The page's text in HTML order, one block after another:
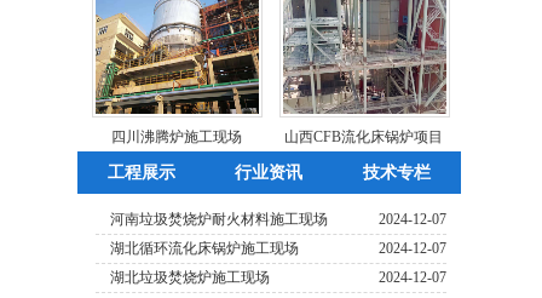
四川沸腾炉施工现场 山西CFB流化床锅炉项目
工程展示 行业资讯 技术专栏
2024-12-07
河南垃圾焚烧炉耐火材料施工现场
2024-12-07
湖北循环流化床锅炉施工现场
2024-12-07
湖北垃圾焚烧炉施工现场